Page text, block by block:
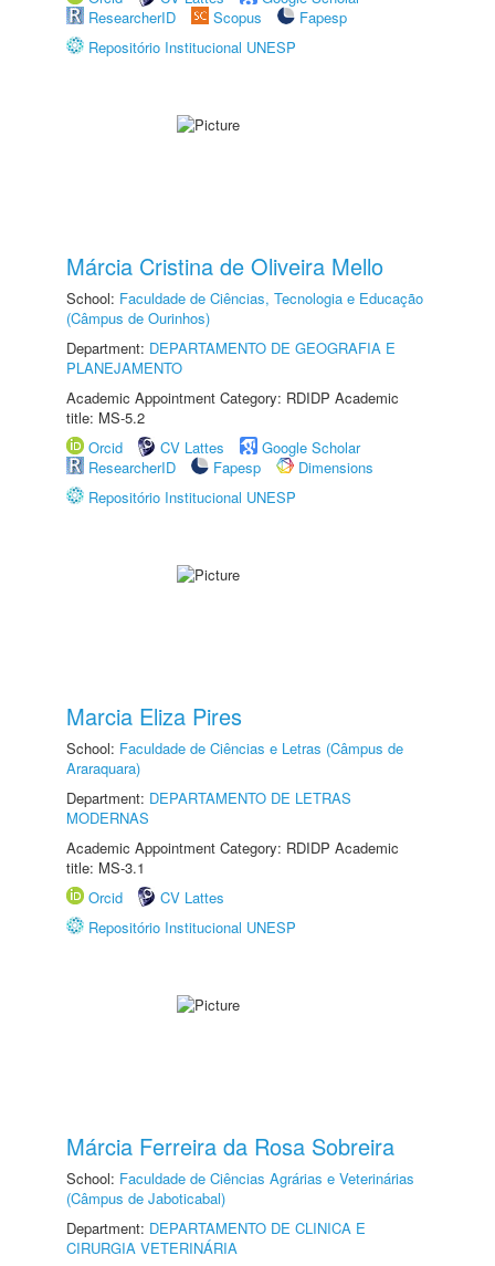
ResearcherID
Scopus
Fapesp
Repositório Institucional UNESP
Márcia Cristina de Oliveira Mello
School: Faculdade de Ciências, Tecnologia e Educação
(Câmpus de Ourinhos)
Department: DEPARTAMENTO DE GEOGRAFIA E
PLANEJAMENTO
Academic Appointment Category: RDIDP Academic
title: MS-5.2
Orcid
CV Lattes
Google Scholar
ResearcherID
Fapesp
Dimensions
Repositório Institucional UNESP
Marcia Eliza Pires
School: Faculdade de Ciências e Letras (Câmpus de
Araraquara)
Department: DEPARTAMENTO DE LETRAS
MODERNAS
Academic Appointment Category: RDIDP Academic
title: MS-3.1
Orcid
CV Lattes
Repositório Institucional UNESP
Márcia Ferreira da Rosa Sobreira
School: Faculdade de Ciências Agrárias e Veterinárias
(Câmpus de Jaboticabal)
Department: DEPARTAMENTO DE CLINICA E
CIRURGIA VETERINÁRIA